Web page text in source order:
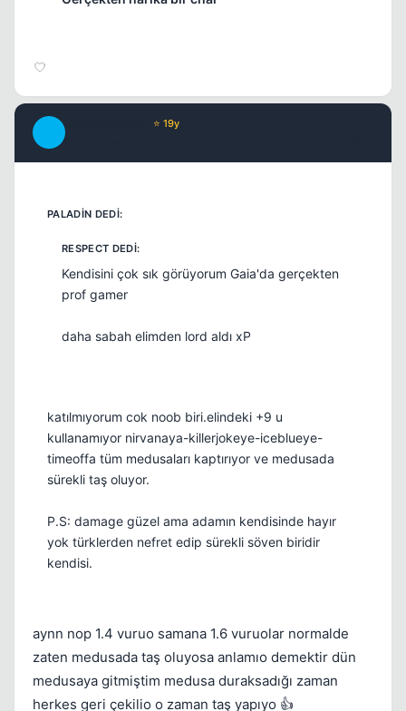
⭐ 19y
Kendisini çok sık görüyorum Gaia'da gerçekten
prof gamer
daha sabah elimden lord aldı xP
katılmıyorum cok noob biri.elindeki +9 u
kullanamıyor nirvanaya-killerjokeye-iceblueye-
timeoffa tüm medusaları kaptırıyor ve medusada
sürekli taş oluyor.
P.S: damage güzel ama adamın kendisinde hayır
yok türklerden nefret edip sürekli söven biridir
kendisi.
aynn nop 1.4 vuruo samana 1.6 vuruolar normalde
zaten medusada taş oluyosa anlamıo demektir dün
medusaya gitmiştim medusa duraksadığı zaman
herkes geri çekilio o zaman taş yapıyo 👍